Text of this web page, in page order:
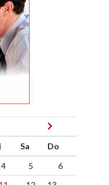
Sa
Do
4 5
6